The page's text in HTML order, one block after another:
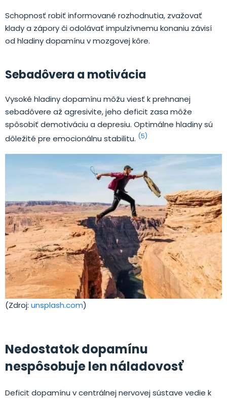
Schopnosť robiť informované rozhodnutia, zvažovať
klady a zápory či odolávať impulzívnemu konaniu závisí
od hladiny dopamínu v mozgovej kôre.
Sebadôvera a motivácia
Vysoké hladiny dopamínu môžu viesť k prehnanej
sebadôvere až agresivite, jeho deficit zasa môže
spôsobiť demotiváciu a depresiu. Optimálne hladiny sú
dôležité pre emocionálnu stabilitu. (5)
(Zdroj: unsplash.com)
Nedostatok dopamínu
nespôsobuje len náladovosť
Deficit dopamínu v centrálnej nervovej sústave vedie k